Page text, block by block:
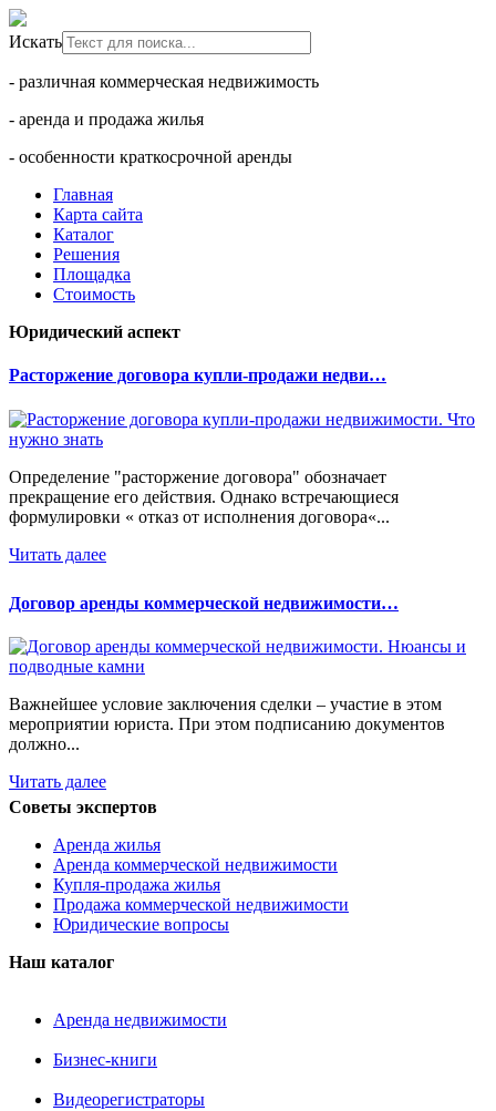
Искать
- различная коммерческая недвижимость
- аренда и продажа жилья
- особенности краткосрочной аренды
Главная
Карта сайта
Каталог
Решения
Площадка
Стоимость
Юридический аспект
Расторжение договора купли-продажи недви…
Определение "расторжение договора" обозначает
прекращение его действия. Однако встречающиеся
формулировки « отказ от исполнения договора«...
Читать далее
Договор аренды коммерческой недвижимости…
Важнейшее условие заключения сделки – участие в этом
мероприятии юриста. При этом подписанию документов
должно...
Читать далее
Советы экспертов
Аренда жилья
Аренда коммерческой недвижимости
Купля-продажа жилья
Продажа коммерческой недвижимости
Юридические вопросы
Наш каталог
Аренда недвижимости
Бизнес-книги
Видеорегистраторы